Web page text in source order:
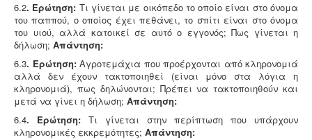
6.2. Ερώτηση: Τι γίνεται με οικόπεδο το οποίο είναι στο όνομα
του παππού, ο οποίος έχει πεθάνει, το σπίτι είναι στο όνομα
του υιού, αλλά κατοικεί σε αυτό ο εγγονός; Πως γίνεται η
δήλωση; Απάντηση:
6.3. Ερώτηση:Αγροτεμάχια που προέρχονται από κληρονομιά
αλλά δεν έχουν τακτοποιηθεί (είναι μόνο στα λόγια η
κληρονομιά), πως δηλώνονται; Πρέπει να τακτοποιηθούν και
μετά να γίνει η δήλωση; Απάντηση:
6.4. Ερώτηση: Τι γίνεται στην περίπτωση που υπάρχουν
κληρονομικές εκκρεμότητες; Απάντηση: